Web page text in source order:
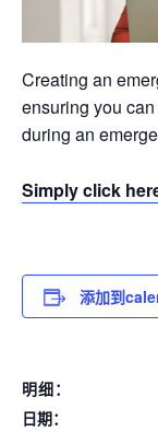
Creating an
ensuring you
during an
Simply click
添加到
明细：
日期：